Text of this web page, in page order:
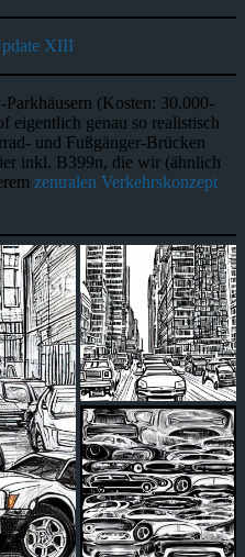
XIII
(Kosten: 30.000-
eigentlich genau so realistisch
und Fußgänger-Brücken
inkl. B399n, die wir (ähnlich
zentralen Verkehrskonzept